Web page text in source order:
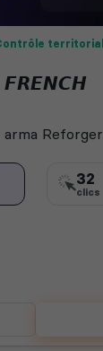
territorial
𝙁𝙍𝙀𝙉𝘾𝙃
Reforger
32
clics